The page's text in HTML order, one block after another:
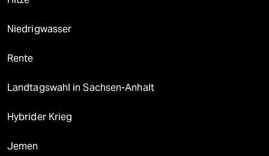
Niedrigwasser
Rente
Landtagswahl in Sachsen-Anhalt
Hybrider Krieg
Jemen